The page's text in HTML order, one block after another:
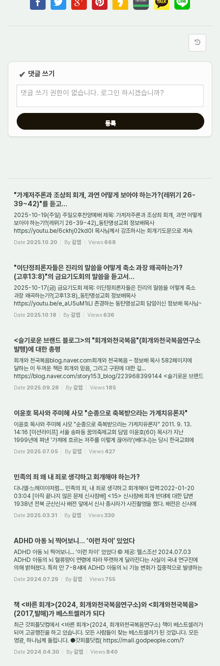
✔ 댓글 쓰기
댓글 쓰기 권한이 없습니다. 로그인 하시겠습니까?
"가계저주론과 조상죄 회개, 과연 어떻게 보아야 하는가?(레위기 26-
39~42)"를 듣고...
2025-10-19(주일) 주일오후찬양예배 제목: 가계저주론과 조상죄 회개, 과연 어떻게
보아야 하는가?(레위기 26-39~42)_동탄명성교회 정보배목사
https://youtu.be/6ckhj02kd0I 목사님께서 강조하시는 회개기도문으로 계속
기도하니, 영의 눈이 조금씩 뜨여지고 ...
Date 2025.10.20 By갈렙 Views 668
"이단정죄론자들은 진리의 말씀을 어떻게 축소 과장 왜곡하는가?
(고후13:8)"의 금요기도회의 말씀을 듣고서...
2025-10-17(금) 금요기도회 제목: 이단정죄론자들은 진리의 말씀을 어떻게 축소
과장 왜곡하는가?(고후13:8)_동탄명성교회 정보배목사
https://youtu.be/e_aU5uM1iLI 존경하는 동탄명성교회 담임이신 정보배 목사님~
목사님은 이 시대에 세계 최고 수준의 성경...
Date 2025.10.18 By갈렙 Views 636
<슬기로운 브랜드 블로그>의 "회개와천국복음"(회개와천국복음연구소
발행)에 대한 총평
회개와 천국복음blog.naver.com회개와 천국복음 – 정보배 목사 582페이지에
달하는 이 두꺼운 책은 회개와 믿음, 그리고 구원에 대한 깊...
https://blog.naver.com/story153_blog/223968399144 <슬기로운 브랜드
블로그> 회개와 천국복음 – 정보배 목사 582페...
Date 2025.09.28 By갈렙 Views 185
이윤호 목사와 주미혜 사모 "순종으로 축복받으라는 가계치유론자"
이윤호 목사와 주미혜 사모 "순종으로 축복받으라는 가계치유론자" 2011. 9. 13.
14:16 [미션라이프] 서울 송파동 꿈의축제교회 담임 이윤호(60) 목사가 지난
1999년에 펴낸 '가계에 흐르는 저주를 이렇게 끊어라'(베다니)는 당시 한국교회에
상당한 파장을 던...
Date 2025.07.05 By갈렙 Views 427
민족의 죄 왜 내 죄로 생각하고 회개해야 하는가?
다니엘·느헤미야처럼… 민족의 죄, 내 죄로 생각하고 회개해야 입력:2022-01-20
03:04 [아직 끝나지 않은 문제 신사참배] <15> 신사참배 회개 반대에 대한 답변
1938년 전북 군산신사 배전 앞에서 신사 종사자가 사진촬영을 했다. 배전은 신사에
배례하기 위해 ...
Date 2025.03.31 By갈렙 Views330
ADHD 아동 뇌 찍어보니… ‘이런 차이’ 있었다
ADHD 아동 뇌 찍어보니… ‘이런 차이’ 있었다 © 제공: 헬스조선 2024.07.03
ADHD 아동의 뇌 혈류량이 연령에 따라 뚜렷하게 달라진다는 사실이 국내 연구진에
의해 밝혀졌다. 특히 만 7~8세에 ADHD 아동의 뇌 기능 변화가 집중적으로 발생하는
것으로 확인됐다....
Date 2024.07.29 By갈렙 Views 755
책 <바른 회개>(2024, 회개와천국복음연구소)와 <회개와천국복음>
(2017,발해)가 베스트셀러가 되다
최근 갓피플닷컴에서 <바른 회개>(2024, 회개와천국복음연구소) 책이 베스트셀러가
되어 고공행진을 하고 있습니다. 모든 사람들이 찾는 베스트셀러가 된 것입니다. 모든
영광, 하나님께 돌립니다. ●갓피플닷컴( https://mall.godpeople.com/?
G=9791198664402 ...
Date 2024.04.30 By갈렙 Views 840